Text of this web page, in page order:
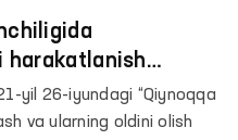
harakatlanish
yopiq
o‘rganildi
yil 26-iyundagi “Qiynoqqa
va ularning oldini olish